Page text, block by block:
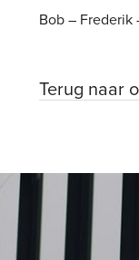
Bob – Frederik
Terug naar